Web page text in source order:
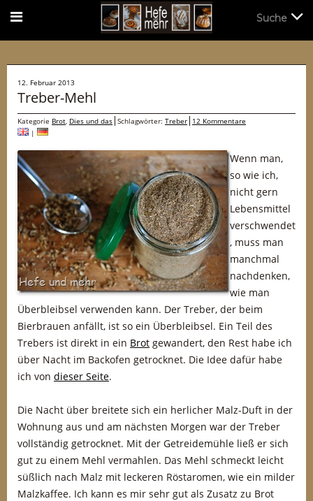
12. Februar 2013
Treber-Mehl
Kategorie Brot, Dies und das Schlagwörter: Treber 12 Kommentare
|
Wenn man,
so wie ich,
nicht gern
Lebensmittel
verschwendet
, muss man
manchmal
nachdenken,
wie man
Überbleibsel verwenden kann. Der Treber, der beim
Bierbrauen anfällt, ist so ein Überbleibsel. Ein Teil des
Trebers ist direkt in ein Brot gewandert, den Rest habe ich
über Nacht im Backofen getrocknet. Die Idee dafür habe
ich von dieser Seite.
Die Nacht über breitete sich ein herlicher Malz-Duft in der
Wohnung aus und am nächsten Morgen war der Treber
vollständig getrocknet. Mit der Getreidemühle ließ er sich
gut zu einem Mehl vermahlen. Das Mehl schmeckt leicht
süßlich nach Malz mit leckeren Röstaromen, wie ein milder
Malzkaffee. Ich kann es mir sehr gut als Zusatz zu Brot
Suche
Suche